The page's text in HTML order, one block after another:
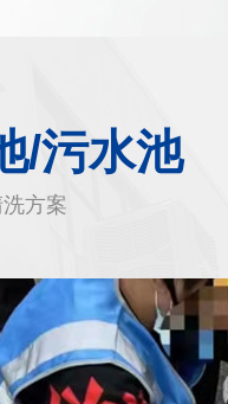
/污水池
方案